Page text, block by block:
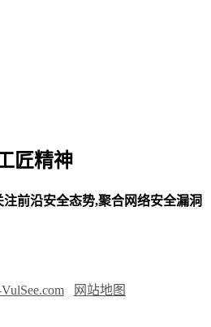
匠精神
注前沿安全态势,聚合网络安全漏洞
网站地图